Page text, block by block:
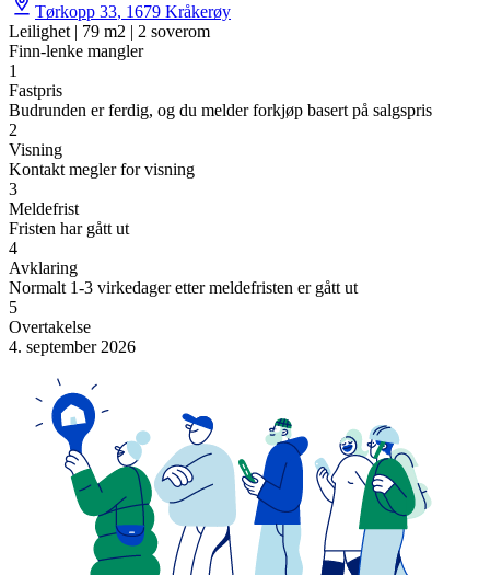
Tørkopp 33, 1679 Kråkerøy
Leilighet | 79 m2 | 2 soverom
Finn-lenke mangler
1
Fastpris
Budrunden er ferdig, og du melder forkjøp basert på salgspris
2
Visning
Kontakt megler for visning
3
Meldefrist
Fristen har gått ut
4
Avklaring
Normalt 1-3 virkedager etter meldefristen er gått ut
5
Overtakelse
4. september 2026